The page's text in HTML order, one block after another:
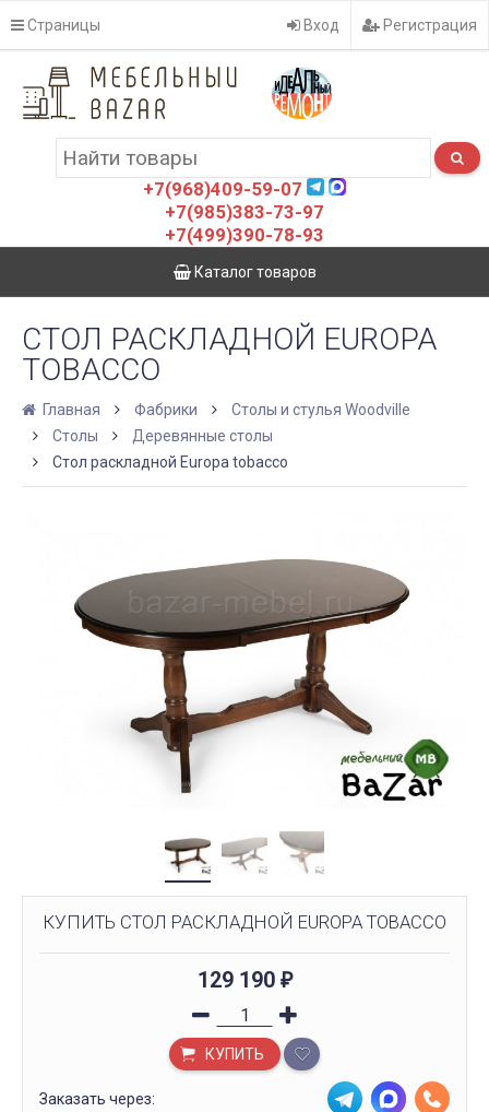
Страницы Вход Регистрация
+7(968)409-59-07
+7(985)383-73-97
+7(499)390-78-93
Каталог товаров
СТОЛ РАСКЛАДНОЙ EUROPA
TOBACCO
Главная Фабрики
Столы и стулья Woodville
Столы
Деревянные столы
Стол раскладной Europa tobacco
КУПИТЬ СТОЛ РАСКЛАДНОЙ EUROPA TOBACCO
129 190 ₽
КУПИТЬ
Заказать через: